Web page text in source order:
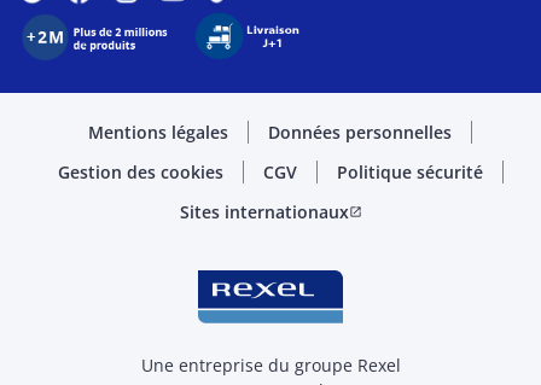
Mentions légales
Données personnelles
Gestion des cookies
CGV
Politique sécurité
Sites internationauxopen_in_new
Une entreprise du groupe Rexel